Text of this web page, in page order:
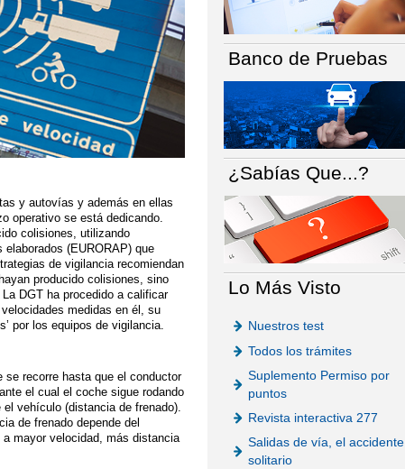
y autovías y además en ellas
operativo se está dedicando.
colisiones, utilizando
(EURORAP) que
de vigilancia recomiendan
producido colisiones, sino
DGT ha procedido a calificar
medidas en él, su
por los equipos de vigilancia.
se recorre hasta que el conductor
el cual el coche sigue rodando
vehículo (distancia de frenado).
de frenado depende del
mayor velocidad, más distancia
Banco de Pruebas
¿Sabías Que...?
Lo Más Visto
Nuestros test
Todos los trámites
Suplemento Permiso por
puntos
Revista interactiva 277
Salidas de vía, el accidente
solitario